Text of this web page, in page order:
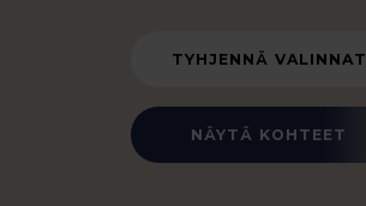
TYHJENNÄ VALINNAT
NÄYTÄ KOHTEET